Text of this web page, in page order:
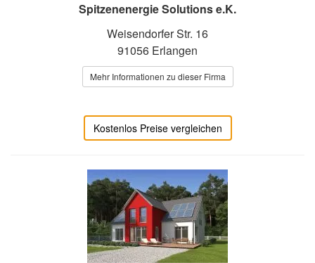
Spitzenenergie Solutions e.K.
Weisendorfer Str. 16
91056 Erlangen
Mehr Informationen zu dieser Firma
Kostenlos Preise vergleichen